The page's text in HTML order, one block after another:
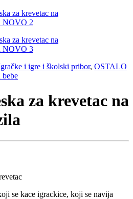
i igre i školski pribor, OSTALO
bebe
za krevetac na
se kace igrackice, koji se navija